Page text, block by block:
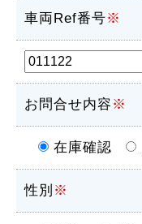
車両Ref番号※
お問合せ内容 ※
在庫確認
性別 ※